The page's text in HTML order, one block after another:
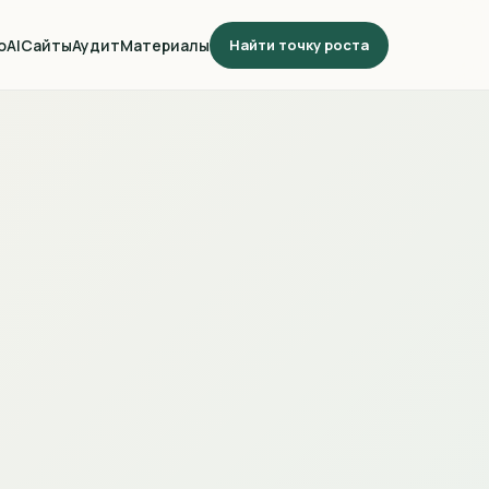
AIСайтыАудитМатериалы Найти точку роста